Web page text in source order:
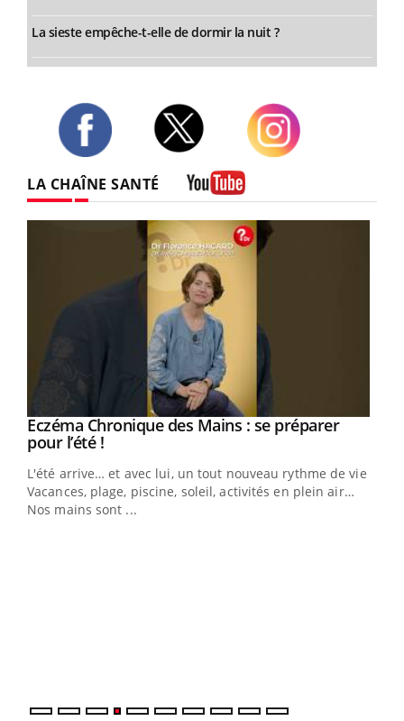
La sieste empêche-t-elle de dormir la nuit ?
LA CHAÎNE SANTÉ
Youtube
Eczéma Chronique des Mains : se préparer
pour l’été !Youtube
L'été arrive… et avec lui, un tout nouveau rythme de vie !
Vacances, plage, piscine, soleil, activités en plein air…
Nos mains sont ...